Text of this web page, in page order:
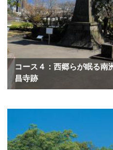
コース４：西郷らが眠る南
昌寺跡